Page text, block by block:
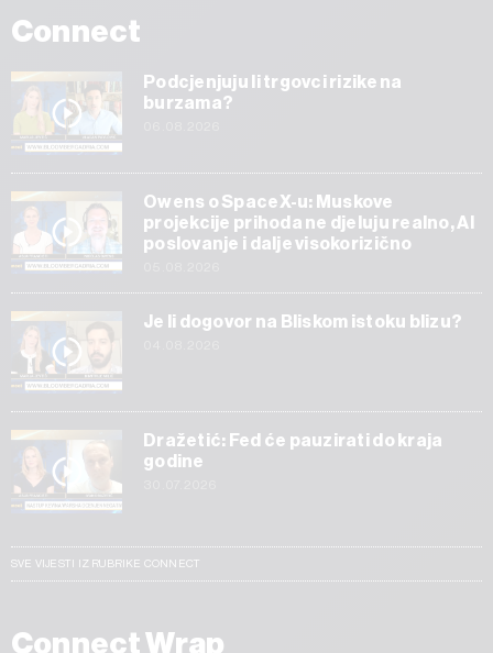
Connect
Podcjenjuju li trgovci rizike na
burzama?
Owens o SpaceX-u: Muskove
projekcije prihoda ne djeluju realno, AI
poslovanje i dalje visokorizično
Je li dogovor na Bliskom istoku blizu?
Dražetić: Fed će pauzirati do kraja
godine
SVE VIJESTI IZ RUBRIKE CONNECT
Connect Wrap